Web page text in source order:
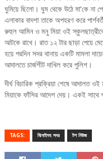
ঘুমিয়ে ছিলো। ঘুম থেকে উঠে মা’কে না
এলাকার বাদশা তাকে অপহরণ করে
রুহুল আমিন ও মনু মিয়া ওই স্কুলছাত্রীকে
আটকে রাখে। রাত ১২ টার ছাড়া পেয়ে
হয়ে পরদিন সদর থানায় একটি মামলা
আদালতে চার্জশীট দাখিল করে পুলিশ।
দীর্ঘ বিচারিক প্রক্রিয়া শেষে আদালত
মিয়াকে ফাঁসির আদেশ দেয়। একই সাথে
TAGS: ঝিনাইদহ সদর টপ নিউজ